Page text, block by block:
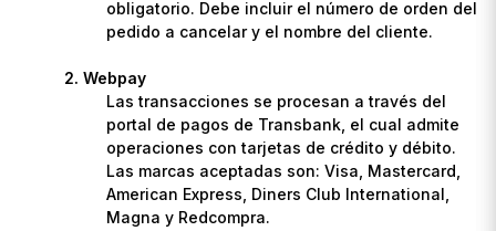
obligatorio. Debe incluir el número de orden del
pedido a cancelar y el nombre del cliente.
Webpay
Las transacciones se procesan a través del
portal de pagos de Transbank, el cual admite
operaciones con tarjetas de crédito y débito.
Las marcas aceptadas son: Visa, Mastercard,
American Express, Diners Club International,
Magna y Redcompra.